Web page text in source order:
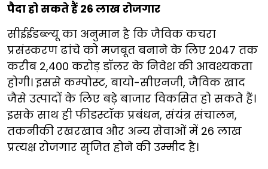
पैदा हो सकते हैं 26 लाख रोजगार
सीईईडब्ल्यू का अनुमान है कि जैविक कचरा
प्रसंस्करण ढांचे को मजबूत बनाने के लिए 2047 तक
करीब 2,400 करोड़ डॉलर के निवेश की आवश्यकता
होगी। इससे कम्पोस्ट, बायो-सीएनजी, जैविक खाद
जैसे उत्पादों के लिए बड़े बाजार विकसित हो सकते हैं।
इसके साथ ही फीडस्टॉक प्रबंधन, संयंत्र संचालन,
तकनीकी रखरखाव और अन्य सेवाओं में 26 लाख
प्रत्यक्ष रोजगार सृजित होने की उम्मीद है।